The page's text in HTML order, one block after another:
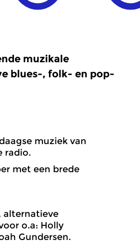
muzikale
blues-, folk- en pop-
muziek van
radio.
met een brede
alternatieve
o.a: Holly
Gundersen.